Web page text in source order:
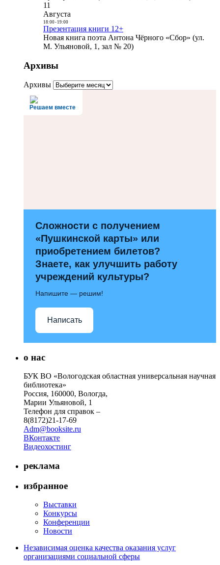
11
Августа
18:00- 19:00
Презентация книги 12+
Новая книга поэта Антона Чёрного «Сбор» (ул.
М. Ульяновой, 1, зал № 20)
Архивы
Архивы
Решаем вместе
Сложности с получением
«Пушкинской карты» или
приобретением билетов?
Знаете, как улучшить работу
учреждений культуры?
Напишите — решим!
Написать
о нас
БУК ВО «Вологодская областная универсальная научная
библиотека»
Россия, 160000, Вологда,
Марии Ульяновой, 1
Телефон для справок –
8(8172)21-17-69
Adm@booksite.ru
ВКонтакте
Видеохостинг
реклама
избранное
Выставки
Конкурсы
Конференции
Новости
Независимая оценка качества оказания услуг
организациями социальной сферы